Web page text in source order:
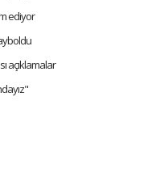
ediyor
açıklamalar